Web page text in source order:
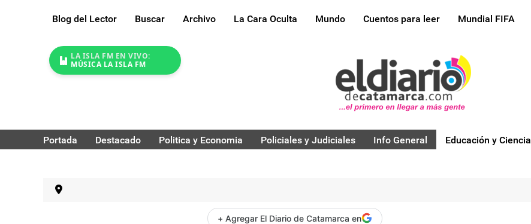
Blog del Lector Buscar Archivo La Cara Oculta Mundo Cuentos para leer Mundial FIFA
LA ISLA FM EN VIVO:
MÚSICA LA ISLA FM
Portada Destacado Politica y Economia Policiales y Judiciales Info General Educación y Ciencia
+ Agregar El Diario de Catamarca en